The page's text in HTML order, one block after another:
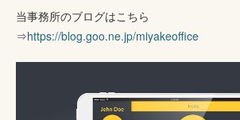
当事務所のブログはこちら
⇒https://blog.goo.ne.jp/miyakeoffice